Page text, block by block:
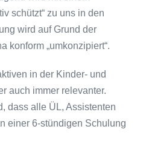
schützt“ zu uns in den
wird auf Grund der
konform „umkonzipiert“.
in der Kinder- und
auch immer relevanter.
dass alle ÜL, Assistenten
einer 6-stündigen Schulung